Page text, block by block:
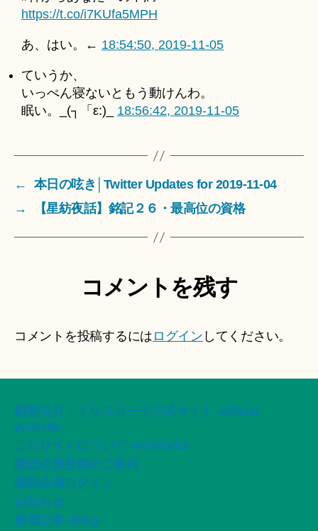
https://t.co/i7KUfa5MPH
あ、はい。← 18:54:50, 2019-11-05
ていうか、
いっぺん寝ないともう動けんわ。
眠い。_(┐「ε:)_ 18:56:42, 2019-11-05
←
本日の呟き│Twitter Updates for 2019-11-04
→
【星紡夜話】銘記２６・最高位の資格
コメントを残す
コメントを投稿するには ログイン してください。
船智日月・イリスカーラ公式サイト -official
Website-
このサイトについて -ArtWorks-
購読会員登録のご案内
購読会員ログイン
お知らせ
新着記事 -Blog-